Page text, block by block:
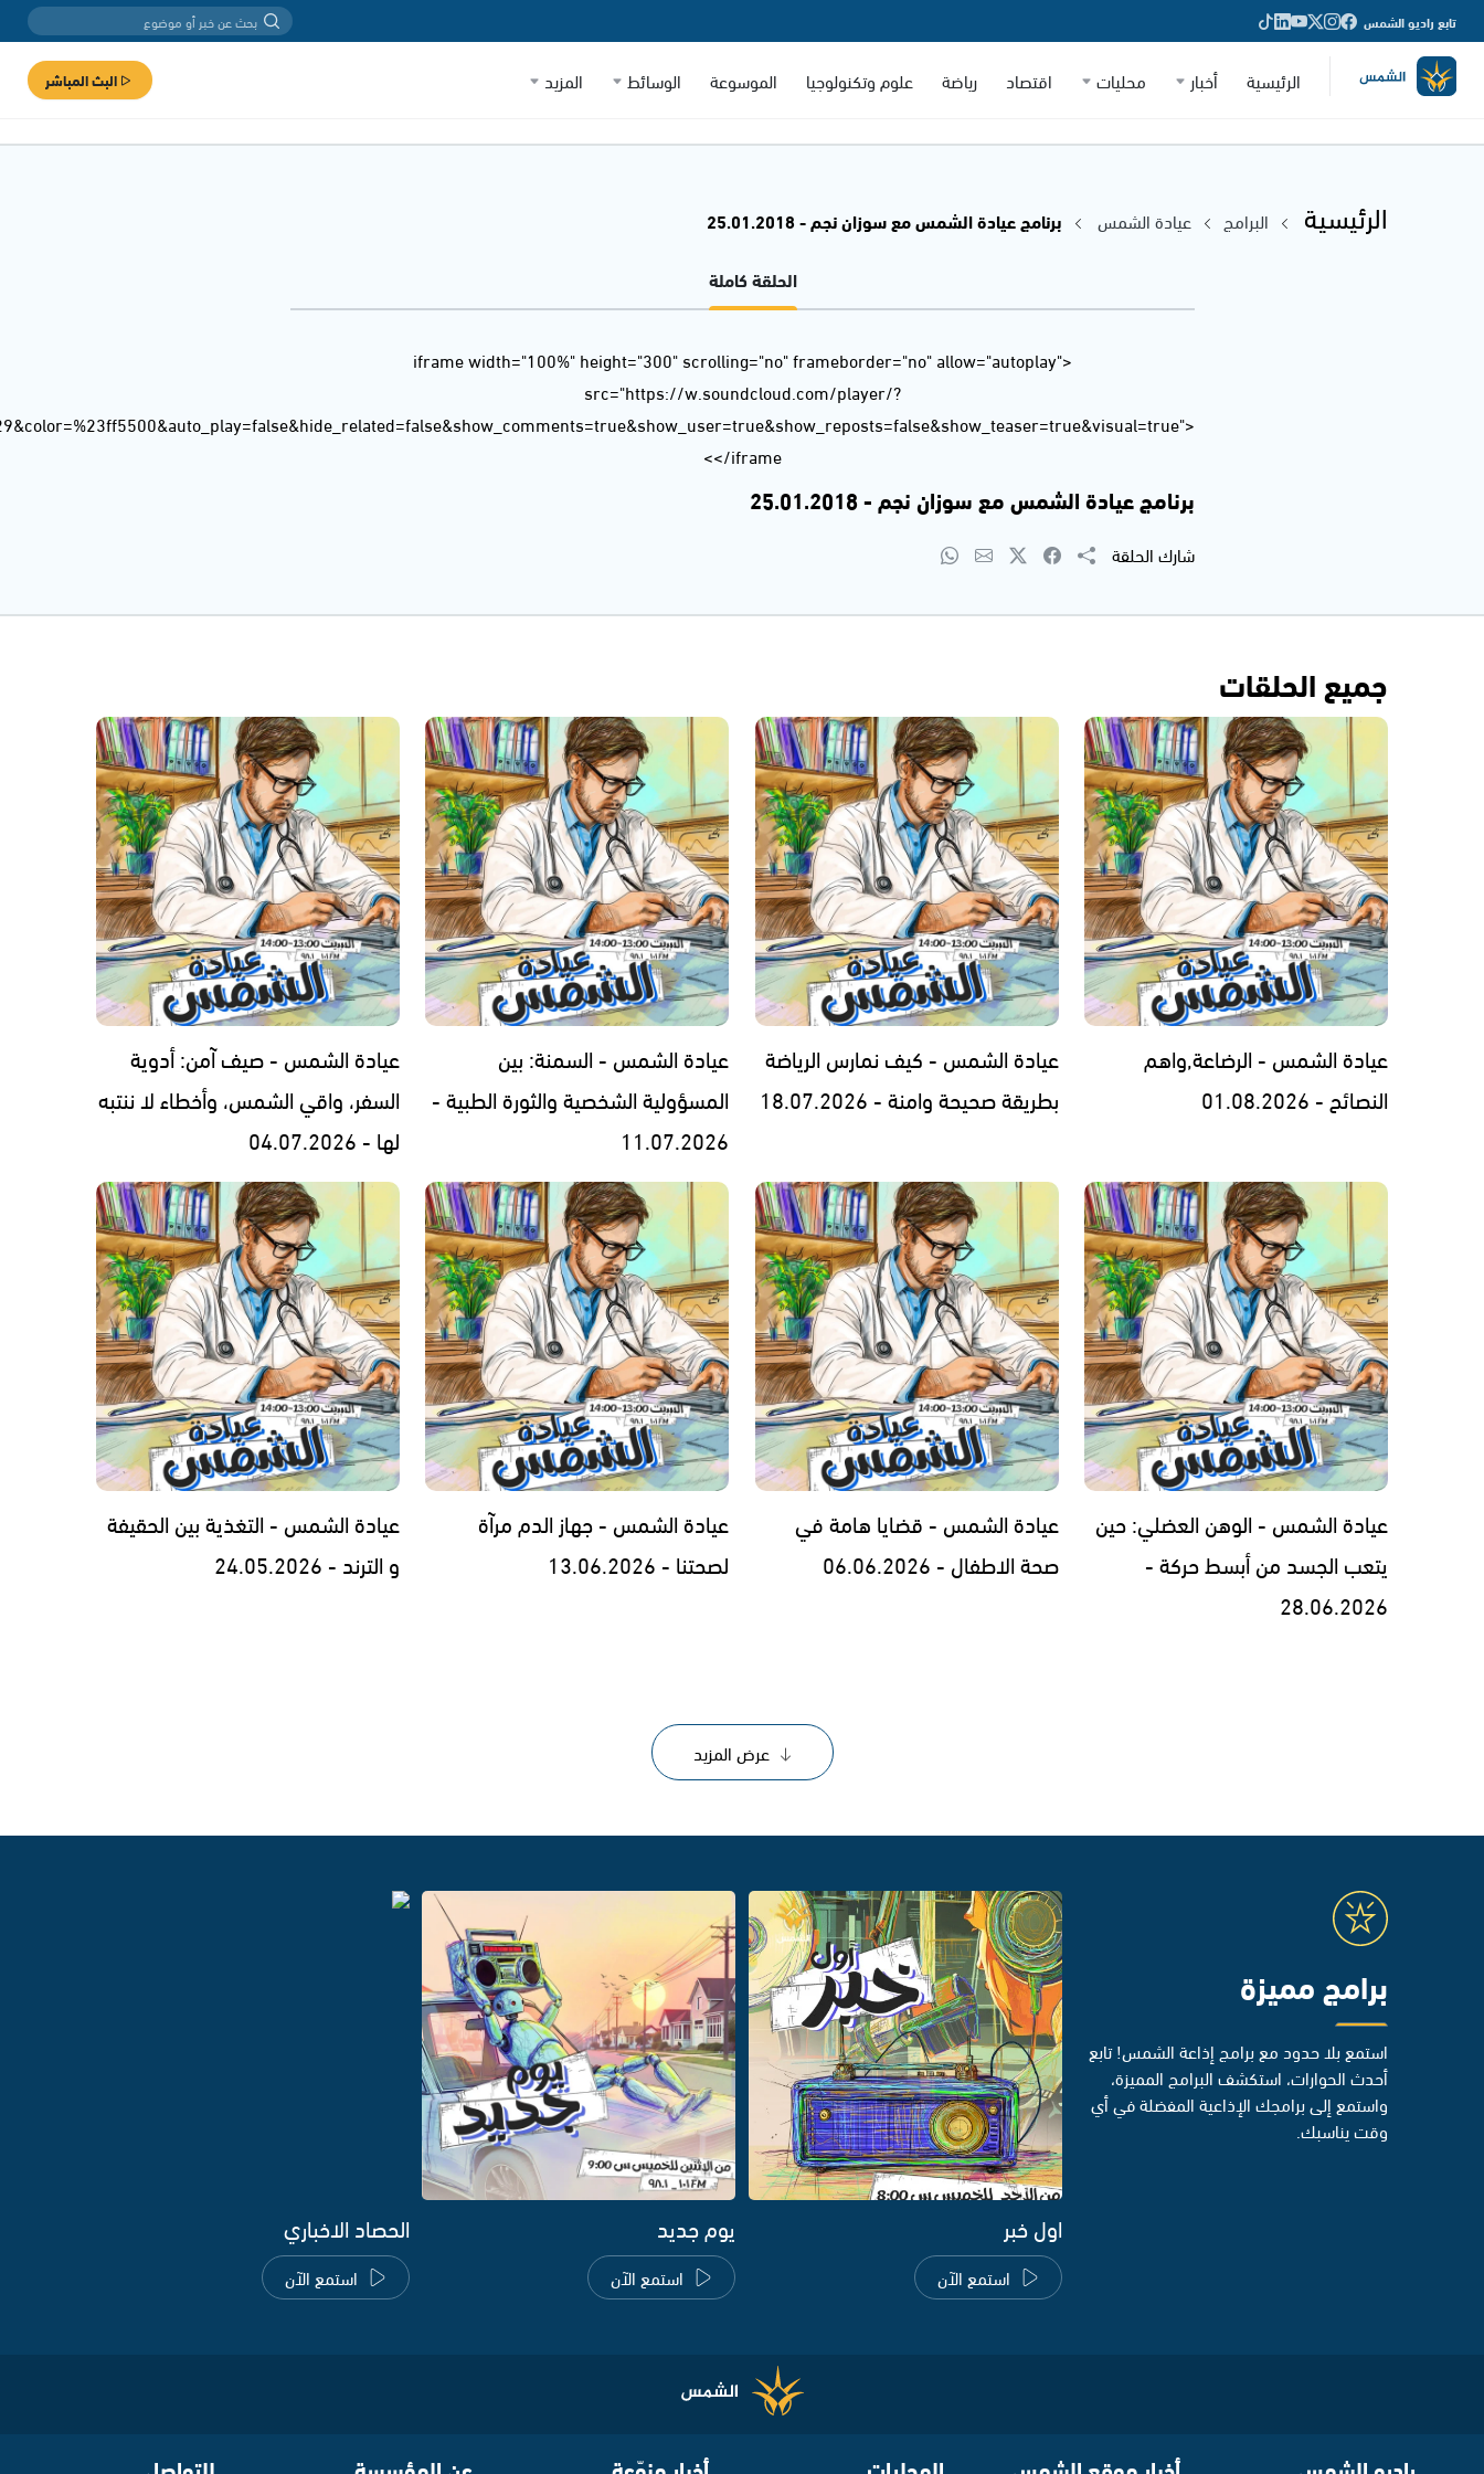
تابع راديو الشمس
الرئيسية أخبار محليات اقتصاد رياضة علوم وتكنولوجيا الموسوعة الوسائط المزيد البث المباشر
الرئيسية البرامج عيادة الشمس
برنامج عيادة الشمس مع سوزان نجم - 25.01.2018
الحلقة كاملة
<iframe width="100%" height="300" scrolling="no" frameborder="no" allow="autoplay"
src="https://w.soundcloud.com/player/?
</iframe>
برنامج عيادة الشمس مع سوزان نجم - 25.01.2018
شارك الحلقة
جميع الحلقات
عيادة الشمس - الرضاعة,واهم
النصائح - 01.08.2026
عيادة الشمس - كيف نمارس الرياضة
بطريقة صحيحة وامنة - 18.07.2026
عيادة الشمس - السمنة: بين
المسؤولية الشخصية والثورة الطبية -
11.07.2026
عيادة الشمس - صيف آمن: أدوية
السفر، واقي الشمس، وأخطاء لا ننتبه
لها - 04.07.2026
عيادة الشمس - الوهن العضلي: حين
يتعب الجسد من أبسط حركة -
28.06.2026
عيادة الشمس - قضايا هامة في
صحة الاطفال - 06.06.2026
عيادة الشمس - جهاز الدم مرآة
لصحتنا - 13.06.2026
عيادة الشمس - التغذية بين الحقيفة
و الترند - 24.05.2026
عرض المزيد
برامج مميزة
استمع بلا حدود مع برامج إذاعة الشمس! تابع
أحدث الحوارات، استكشف البرامج المميزة،
واستمع إلى برامجك الإذاعية المفضلة في أي
وقت يناسبك.
اول خبر
استمع الآن
يوم جديد
استمع الآن
الحصاد الاخباري
استمع الآن